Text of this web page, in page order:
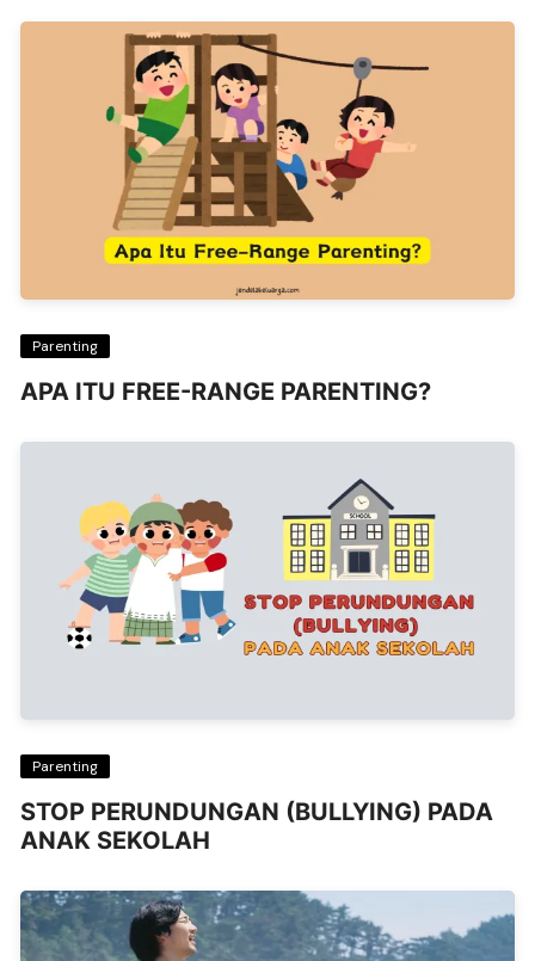
Parenting
APA ITU FREE-RANGE PARENTING?
Parenting
STOP PERUNDUNGAN (BULLYING) PADA
ANAK SEKOLAH